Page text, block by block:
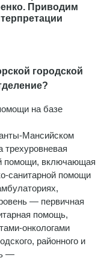
Приводим
городской
на базе
Мансийском
трехуровневая
помощи, включающая
санитарной помощи
— первичная
помощь,
онкологами
районного и
—